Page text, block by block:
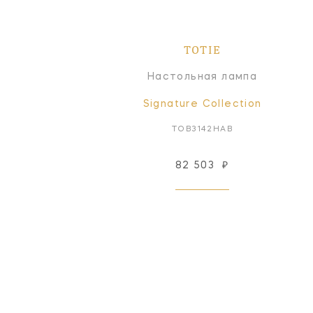
TOTIE
Настольная лампа
Signature Collection
TOB3142HAB
82 503 ₽